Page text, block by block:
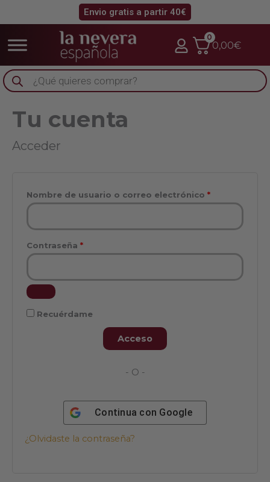
Envio gratis a partir 40€
0
0,00€
Búsqueda
de
productos
Tu cuenta
Acceder
Nombre de usuario o correo electrónico *
Contraseña *
Obligatorio
Recuérdame
Acceso
- O -
Continua con Google
¿Olvidaste la contraseña?
Obligatorio